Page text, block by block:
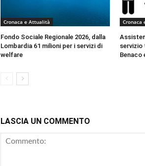
Cronaca e Attualità
Fondo Sociale Regionale 2026, dalla
Lombardia 61 milioni per i servizi di
welfare
Cronaca
servizio
Benaco
LASCIA UN COMMENTO